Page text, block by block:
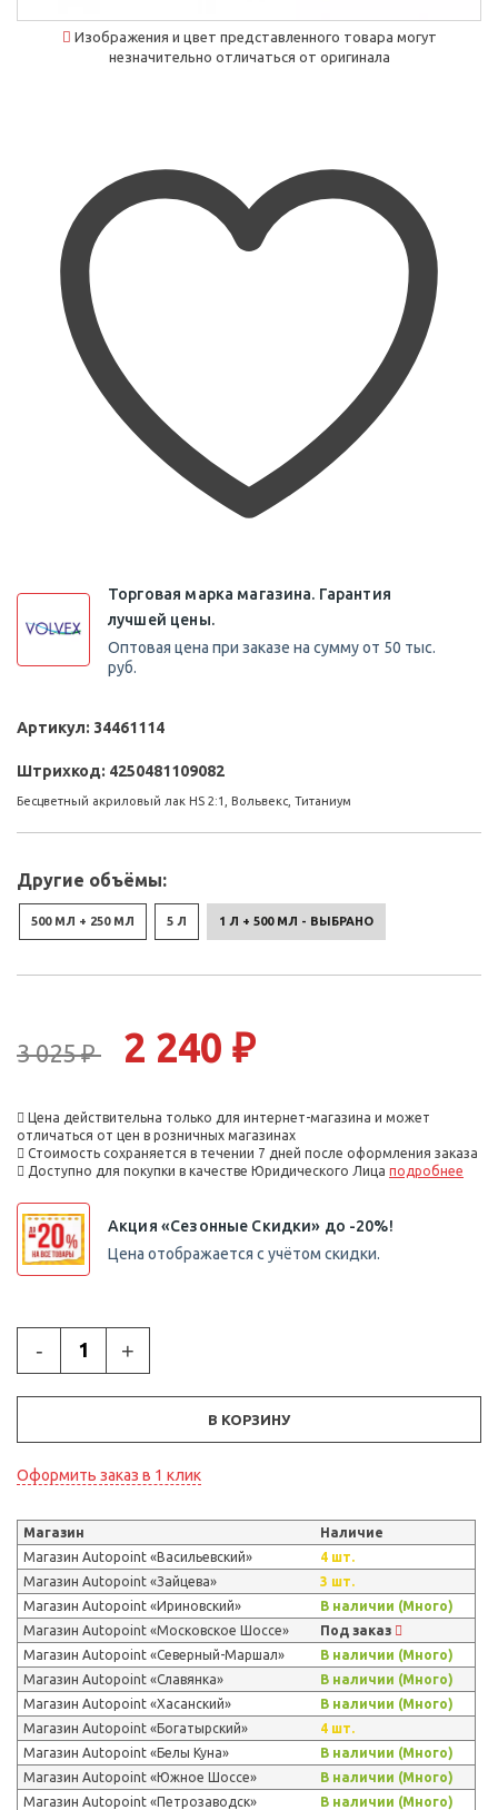
Изображения и цвет представленного товара могут
незначительно отличаться от оригинала
Торговая марка магазина. Гарантия
лучшей цены.
Оптовая цена при заказе на сумму от 50 тыс.
руб.
Артикул: 34461114
Штрихкод: 4250481109082
Бесцветный акриловый лак HS 2:1, Вольвекс, Титаниум
Другие объёмы:
500 МЛ + 250 МЛ 5 Л 1 Л + 500 МЛ - ВЫБРАНО
3 025 ₽ 2 240 ₽
Цена действительна только для интернет-магазина и может
отличаться от цен в розничных магазинах
Стоимость сохраняется в течении 7 дней после оформления заказа
Доступно для покупки в качестве Юридического Лица подробнее
Акция «Сезонные Скидки» до -20%!
Цена отображается с учётом скидки.
- +
В КОРЗИНУ
Оформить заказ в 1 клик
Магазин
Наличие
Магазин Autopoint «Васильевский»
4 шт.
Магазин Autopoint «Зайцева»
3 шт.
Магазин Autopoint «Ириновский»
В наличии (Много)
Магазин Autopoint «Московское Шоссе»
Под заказ
Магазин Autopoint «Северный-Маршал»
В наличии (Много)
Магазин Autopoint «Славянка»
В наличии (Много)
Магазин Autopoint «Хасанский»
В наличии (Много)
Магазин Autopoint «Богатырский»
4 шт.
Магазин Autopoint «Белы Куна»
В наличии (Много)
Магазин Autopoint «Южное Шоссе»
В наличии (Много)
Магазин Autopoint «Петрозаводск»
В наличии (Много)